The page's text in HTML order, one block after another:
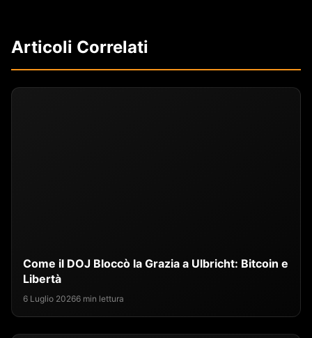
Articoli Correlati
Come il DOJ Bloccò la Grazia a Ulbricht: Bitcoin e
Libertà
6 Luglio 20266 min lettura